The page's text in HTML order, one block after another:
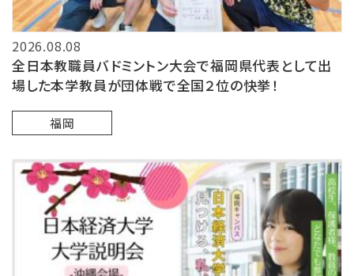
2026.08.08
全日本教職員バドミントン大会で福岡県代表として出
場した本学教員が団体戦で全国２位の快挙！
福岡